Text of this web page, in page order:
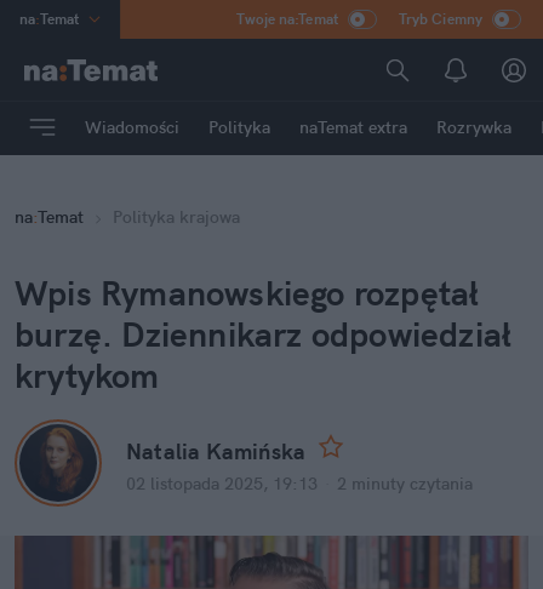
na:Temat
Poland
mama
Rozrywka
Twoje na:Temat Tryb Ciemny
Wiadomości Polityka naTemat extra Rozrywka
na:Temat Polityka krajowa
Wpis Rymanowskiego rozpętał
burzę. Dziennikarz odpowiedział
krytykom
Natalia Kamińska
02 listopada 2025, 19:13 2 minuty czytania